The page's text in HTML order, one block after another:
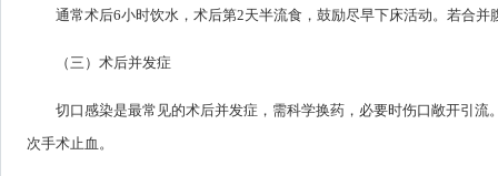
通常术后6小时饮水，术后第2天半流食，鼓励尽早下床活动。若合
（三）术后并发症
切口感染是最常见的术后并发症，需科学换药，必要时伤口敞开引
次手术止血。